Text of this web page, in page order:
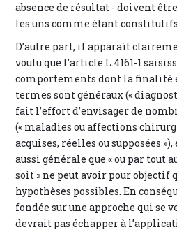
absence de résultat - doivent
les uns comme étant
D’autre part, il apparaît
voulu que l’article L.4161-1
comportements dont la finalité
termes sont généraux («
fait l’effort d’envisager de
(« maladies ou affections
acquises, réelles ou supposées
aussi générale que « ou par tout
soit » ne peut avoir pour objectif
hypothèses possibles. En
fondée sur une approche qui se
devrait pas échapper à